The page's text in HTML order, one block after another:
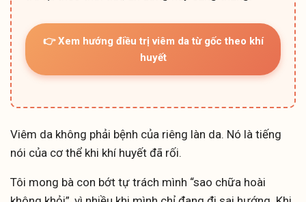
👉 Xem hướng điều trị viêm da từ gốc theo khí
huyết
Viêm da không phải bệnh của riêng làn da. Nó là tiếng
nói của cơ thể khi khí huyết đã rối.
Tôi mong bà con bớt tự trách mình “sao chữa hoài